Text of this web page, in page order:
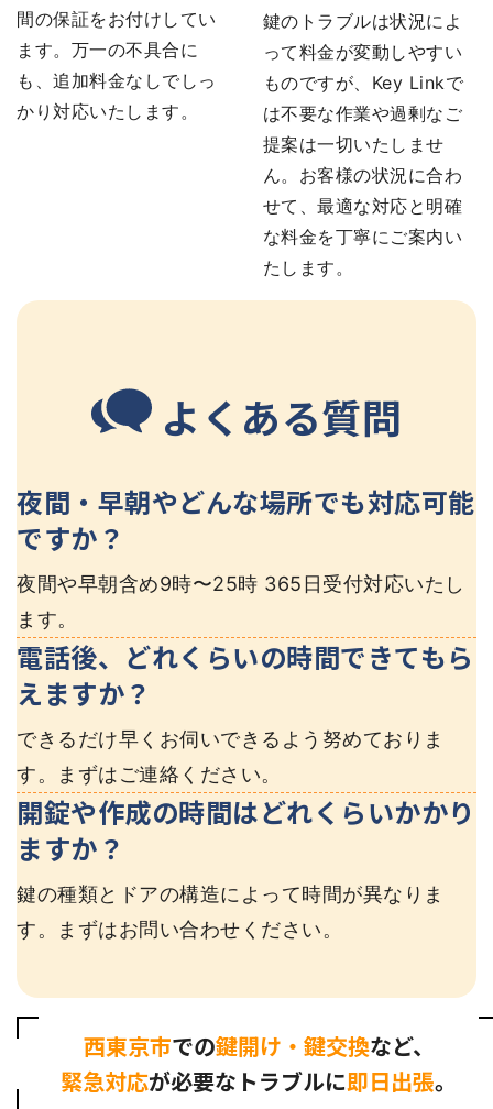
間の保証をお付けしてい
ます。万一の不具合に
も、追加料金なしでしっ
かり対応いたします。
鍵のトラブルは状況によ
って料金が変動しやすい
ものですが、Key Linkで
は不要な作業や過剰なご
提案は一切いたしませ
ん。お客様の状況に合わ
せて、最適な対応と明確
な料金を丁寧にご案内い
たします。
よくある質問
夜間・早朝やどんな場所でも対応可能
ですか？
夜間や早朝含め9時〜25時 365日受付対応いたし
ます。
電話後、どれくらいの時間できてもら
えますか？
できるだけ早くお伺いできるよう努めておりま
す。まずはご連絡ください。
開錠や作成の時間はどれくらいかかり
ますか？
鍵の種類とドアの構造によって時間が異なりま
す。まずはお問い合わせください。
西東京市での鍵開け・鍵交換など、
緊急対応が必要なトラブルに即日出張。